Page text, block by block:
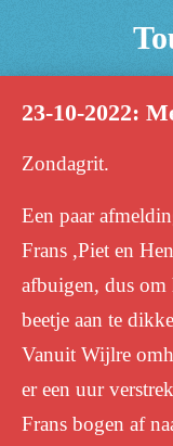
de23-10-2022:
Zondagrit.
Een paar
Frans ,Piet en
afbuigen, dus om
beetje aan te
Vanuit Wijlre
er een uur
Frans bogen af